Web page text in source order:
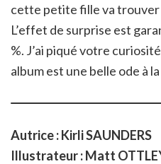
cette petite fille va trouver
L’effet de surprise est
%. J’ai piqué votre
album est une belle ode à
Autrice :KirliSAUNDERS
Illustrateur : Matt